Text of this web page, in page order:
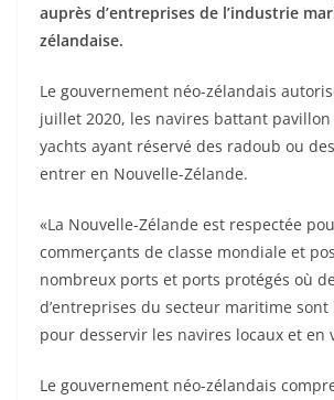
auprès d’entreprises de l’industrie
zélandaise.
Le gouvernement néo-zélandais
juillet 2020, les navires battant
yachts ayant réservé des radoub ou
entrer en Nouvelle-Zélande.
«La Nouvelle-Zélande est respectée
commerçants de classe mondiale et
nombreux ports et ports protégés où
d’entreprises du secteur maritime
pour desservir les navires locaux et en
Le gouvernement néo-zélandais